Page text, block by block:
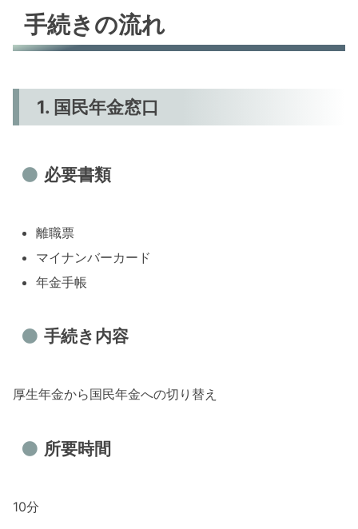
手続きの流れ
1. 国民年金窓口
必要書類
離職票
マイナンバーカード
年金手帳
手続き内容
厚生年金から国民年金への切り替え
所要時間
10分